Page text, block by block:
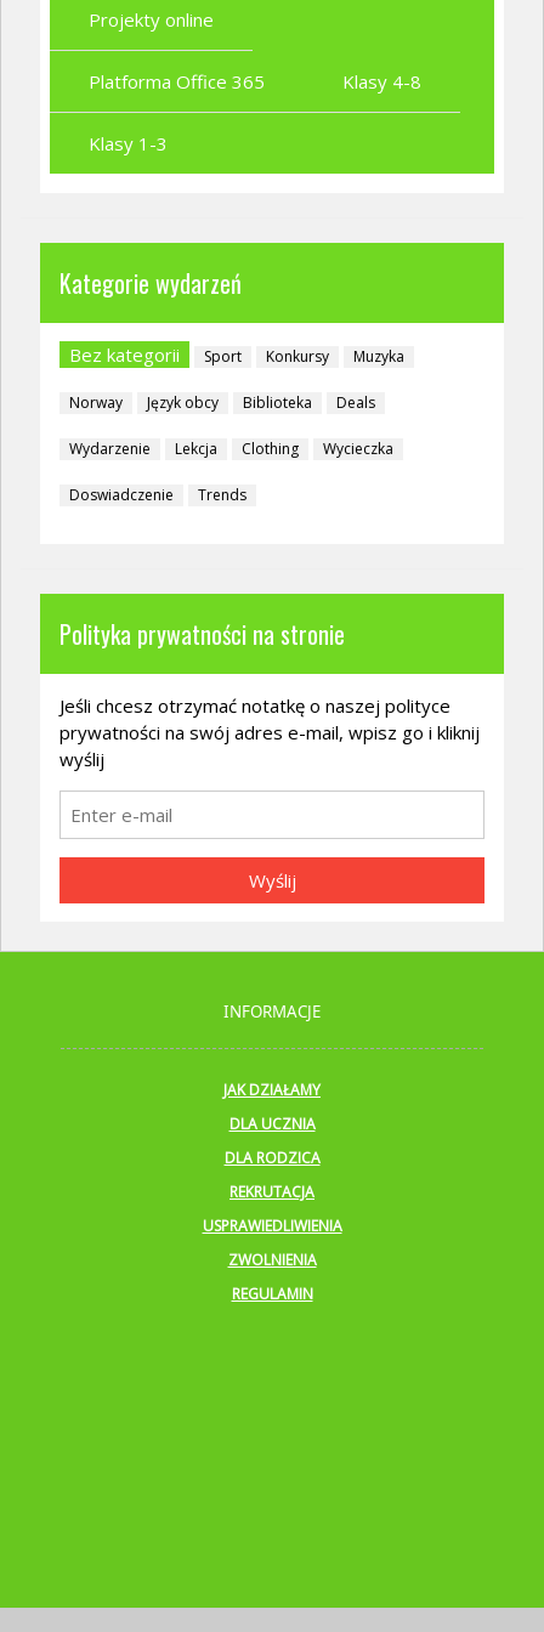
Projekty online
Platforma Office 365 Klasy 4-8
Klasy 1-3
Kategorie wydarzeń
Bez kategorii Sport Konkursy Muzyka
Norway Język obcy Biblioteka Deals
Wydarzenie Lekcja Clothing Wycieczka
Doswiadczenie Trends
Polityka prywatności na stronie
Jeśli chcesz otrzymać notatkę o naszej polityce
prywatności na swój adres e-mail, wpisz go i kliknij
wyślij
Wyślij
INFORMACJE
JAK DZIAŁAMY
DLA UCZNIA
DLA RODZICA
REKRUTACJA
USPRAWIEDLIWIENIA
ZWOLNIENIA
REGULAMIN